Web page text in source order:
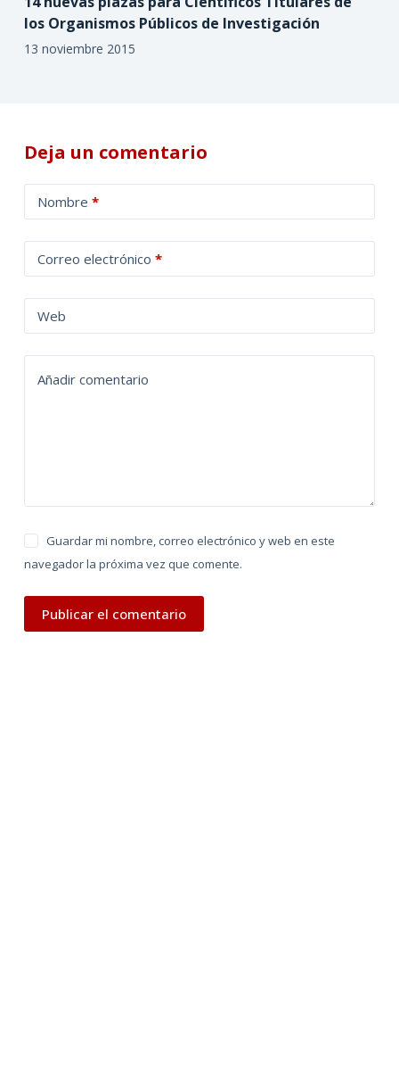
los Organismos Públicos de Investigación
13 noviembre 2015
Deja un comentario
Nombre *
Correo electrónico *
Web
Añadir comentario
Guardar mi nombre, correo electrónico y web en este
navegador la próxima vez que comente.
Publicar el comentario
l
t
a
t